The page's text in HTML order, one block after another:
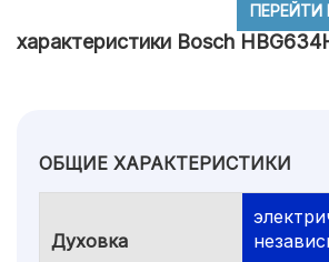
ПЕРЕЙТИ
характеристики Bosch
ОБЩИЕ ХАРАКТЕРИСТИКИ
Духовка